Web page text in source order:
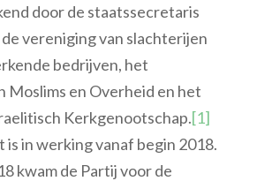
door de staatssecretaris
vereniging van slachterijen
bedrijven, het
Moslims en Overheid en het
Kerkgenootschap.[1]
is in werking vanaf begin 2018.
kwam de Partij voor de